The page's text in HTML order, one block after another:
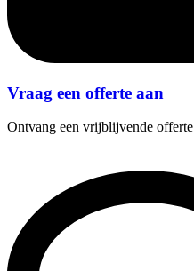
Vraag een offerte aan
Ontvang een vrijblijvende offerte